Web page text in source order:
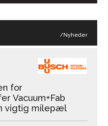
/Nyheder
for
Vacuum+Fab
vigtig milepæl